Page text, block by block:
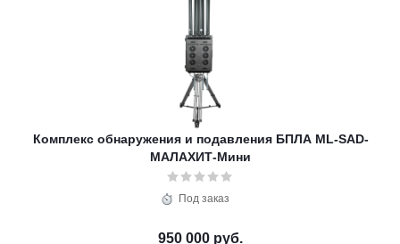
Комплекс обнаружения и подавления БПЛА ML-SAD-
МАЛАХИТ-Мини
Под заказ
950 000 руб.